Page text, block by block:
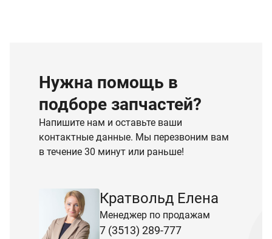
Нужна помощь в
подборе запчастей?
Напишите нам и оставьте ваши
контактные данные. Мы перезвоним вам
в течение 30 минут или раньше!
Кратвольд Елена
Менеджер по продажам
7 (3513) 289-777